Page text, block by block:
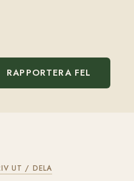
RAPPORTERA FEL
UT / DELA